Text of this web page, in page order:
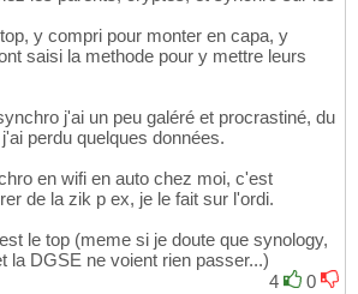
y compri pour monter en capa, y
saisi la methode pour y mettre leurs
j'ai un peu galéré et procrastiné, du
perdu quelques données.
en wifi en auto chez moi, c'est
de la zik p ex, je le fait sur l'ordi.
le top (meme si je doute que synology,
la DGSE ne voient rien passer...)
4
0